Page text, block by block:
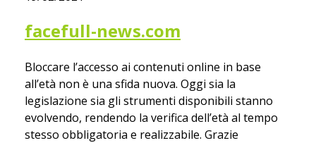
facefull-news.com
Bloccare l’accesso ai contenuti online in base
all’età non è una sfida nuova. Oggi sia la
legislazione sia gli strumenti disponibili stanno
evolvendo, rendendo la verifica dell’età al tempo
stesso obbligatoria e realizzabile. Grazie